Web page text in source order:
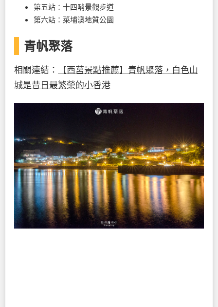
第五站：十四哨景觀步道
第六站：菜埔澳地質公園
青帆聚落
相關連結：
【西莒景點推薦】青帆聚落，白色山
城是昔日最繁榮的小香港